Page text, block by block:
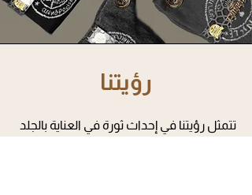
رؤيتنا
تتمثل رؤيتنا في إحداث ثورة في العناية بالجلد